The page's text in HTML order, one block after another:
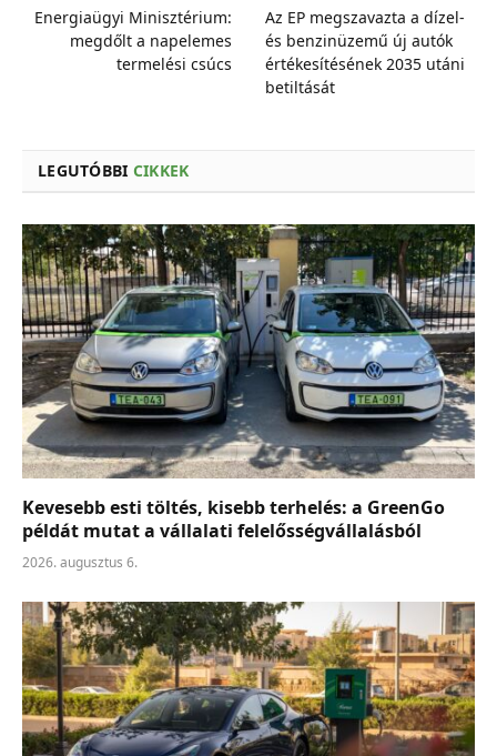
Energiaügyi Minisztérium:
megdőlt a napelemes
termelési csúcs
Az EP megszavazta a dízel-
és benzinüzemű új autók
értékesítésének 2035 utáni
betiltását
LEGUTÓBBI CIKKEK
Kevesebb esti töltés, kisebb terhelés: a GreenGo
példát mutat a vállalati felelősségvállalásból
2026. augusztus 6.